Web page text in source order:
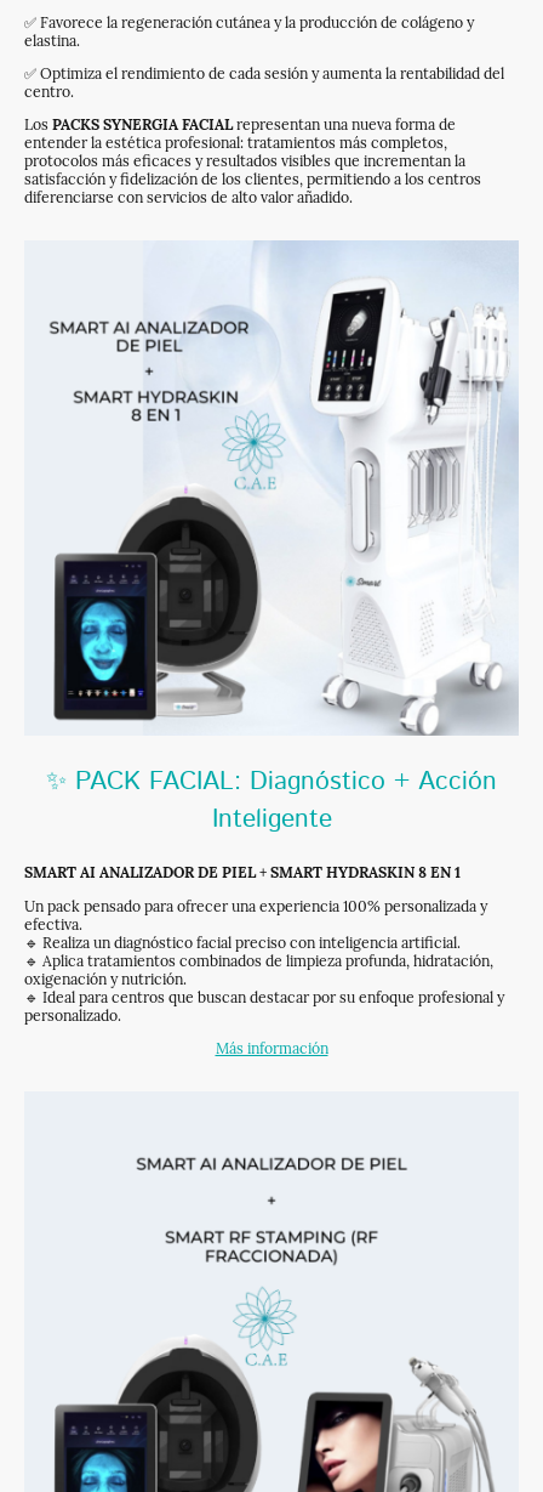
✅ Favorece la regeneración cutánea y la producción de colágeno y
elastina.
✅ Optimiza el rendimiento de cada sesión y aumenta la rentabilidad del
centro.
Los PACKS SYNERGIA FACIALrepresentan una nueva forma de
entender la estética profesional: tratamientos más completos,
protocolos más eficaces y resultados visibles que incrementan la
satisfacción y fidelización de los clientes, permitiendo a los centros
diferenciarse con servicios de alto valor añadido.
✨ PACK FACIAL: Diagnóstico + Acción
Inteligente
SMART AI ANALIZADOR DE PIEL+ SMART HYDRASKIN 8 EN 1
Un pack pensado para ofrecer una experiencia 100% personalizada y
efectiva.
🔹 Realiza un diagnóstico facial preciso con inteligencia artificial.
🔹 Aplica tratamientos combinados de limpieza profunda, hidratación,
oxigenación y nutrición.
🔹 Ideal para centros que buscan destacar por su enfoque profesional y
personalizado.
Más información